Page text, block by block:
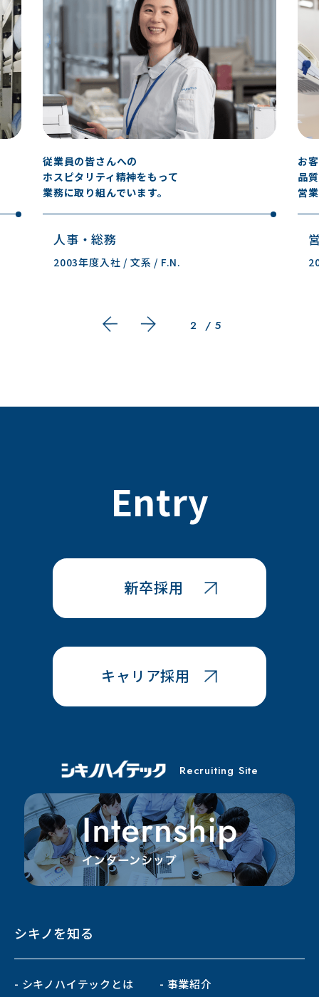
従業員の皆さんへの
ホスピタリティ精神をもって
業務に取り組んでいます。
人事・総務
2003年度入社 / 文系 / F.N.
お
品
営
2 /5
Entry
新卒採用
キャリア採用
Recruiting Site
シキノを知る
- シキノハイテックとは - 事業紹介